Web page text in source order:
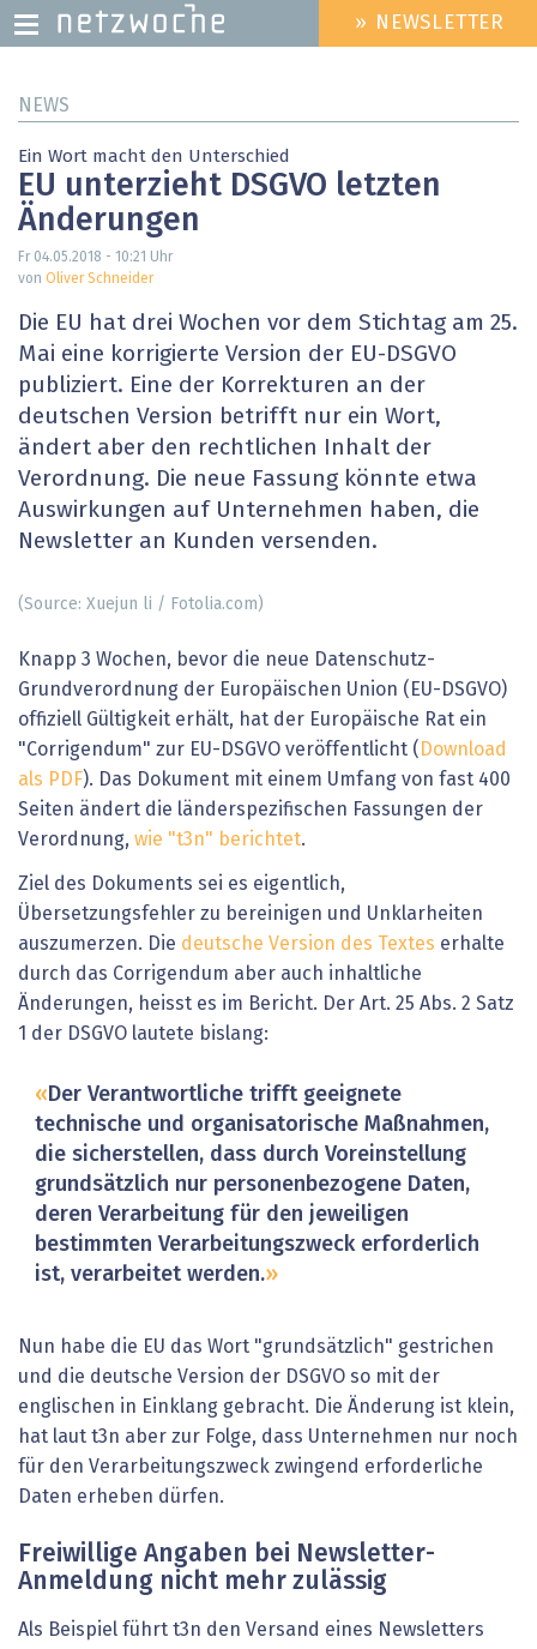
zum
HEADER
MENU
» NEWSLETTER
NEWS
Ein Wort macht den Unterschied
EU unterzieht DSGVO letzten
Änderungen
Fr 04.05.2018 - 10:21 Uhr
von Oliver Schneider
Die EU hat drei Wochen vor dem Stichtag am 25.
Mai eine korrigierte Version der EU-DSGVO
publiziert. Eine der Korrekturen an der
deutschen Version betrifft nur ein Wort,
ändert aber den rechtlichen Inhalt der
Verordnung. Die neue Fassung könnte etwa
Auswirkungen auf Unternehmen haben, die
Newsletter an Kunden versenden.
(Source: Xuejun li / Fotolia.com)
Knapp 3 Wochen, bevor die neue Datenschutz-
Grundverordnung der Europäischen Union (EU-DSGVO)
offiziell Gültigkeit erhält, hat der Europäische Rat ein
"Corrigendum" zur EU-DSGVO veröffentlicht ( Download
als PDF). Das Dokument mit einem Umfang von fast 400
Seiten ändert die länderspezifischen Fassungen der
Verordnung, wie "t3n" berichtet.
Ziel des Dokuments sei es eigentlich,
Übersetzungsfehler zu bereinigen und Unklarheiten
auszumerzen. Die deutsche Version des Textes erhalte
durch das Corrigendum aber auch inhaltliche
Änderungen, heisst es im Bericht. Der Art. 25 Abs. 2 Satz
1 der DSGVO lautete bislang:
Der Verantwortliche trifft geeignete
technische und organisatorische Maßnahmen,
die sicherstellen, dass durch Voreinstellung
grundsätzlich nur personenbezogene Daten,
deren Verarbeitung für den jeweiligen
bestimmten Verarbeitungszweck erforderlich
ist, verarbeitet werden.
Nun habe die EU das Wort "grundsätzlich" gestrichen
und die deutsche Version der DSGVO so mit der
englischen in Einklang gebracht. Die Änderung ist klein,
hat laut t3n aber zur Folge, dass Unternehmen nur noch
für den Verarbeitungszweck zwingend erforderliche
Daten erheben dürfen.
Freiwillige Angaben bei Newsletter-
Anmeldung nicht mehr zulässig
Als Beispiel führt t3n den Versand eines Newsletters